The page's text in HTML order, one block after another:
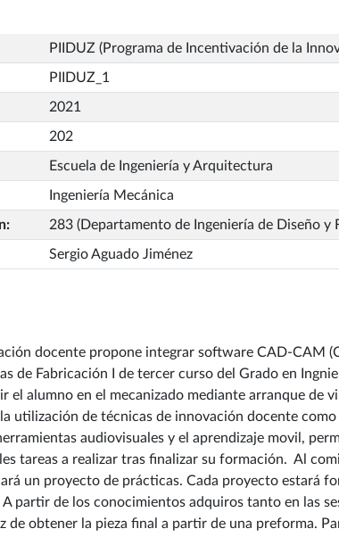
PIIDUZ (Programa de Incentivación de la
PIIDUZ_1
2021
202
Escuela de Ingeniería y Arquitectura
Ingeniería Mecánica
: 283 (Departamento de Ingeniería de Diseño y
Sergio Aguado Jiménez
docente propone integrar software CAD-CAM
de Fabricación I de tercer curso del Grado en
el alumno en el mecanizado mediante arranque de
utilización de técnicas de innovación docente
audiovisuales y el aprendizaje movil,
tareas a realizar tras finalizar su formación. Al
un proyecto de prácticas. Cada proyecto estará
partir de los conocimientos adquiros tanto en las
de obtener la pieza final a partir de una preforma.